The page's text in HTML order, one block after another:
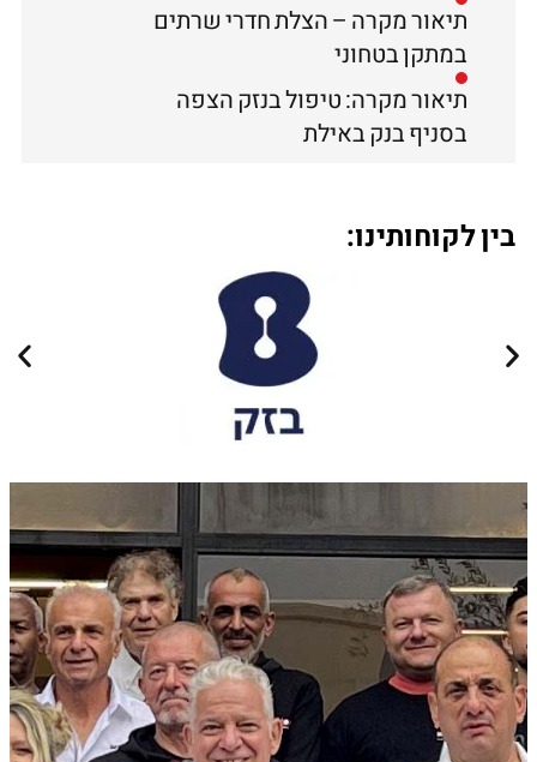
תיאור מקרה – הצלת חדרי שרתים
במתקן בטחוני
תיאור מקרה: טיפול בנזק הצפה
בסניף בנק באילת
בין לקוחותינו: